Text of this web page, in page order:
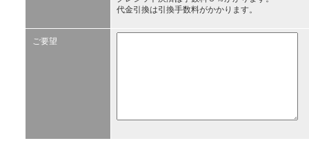
代金引換は引換手数料がかかります。
ご要望